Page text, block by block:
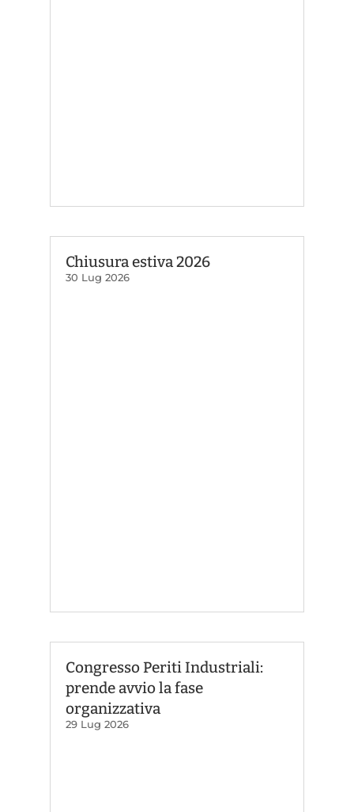
Chiusura estiva 2026
30 Lug 2026
Congresso Periti Industriali:
prende avvio la fase
organizzativa
29 Lug 2026